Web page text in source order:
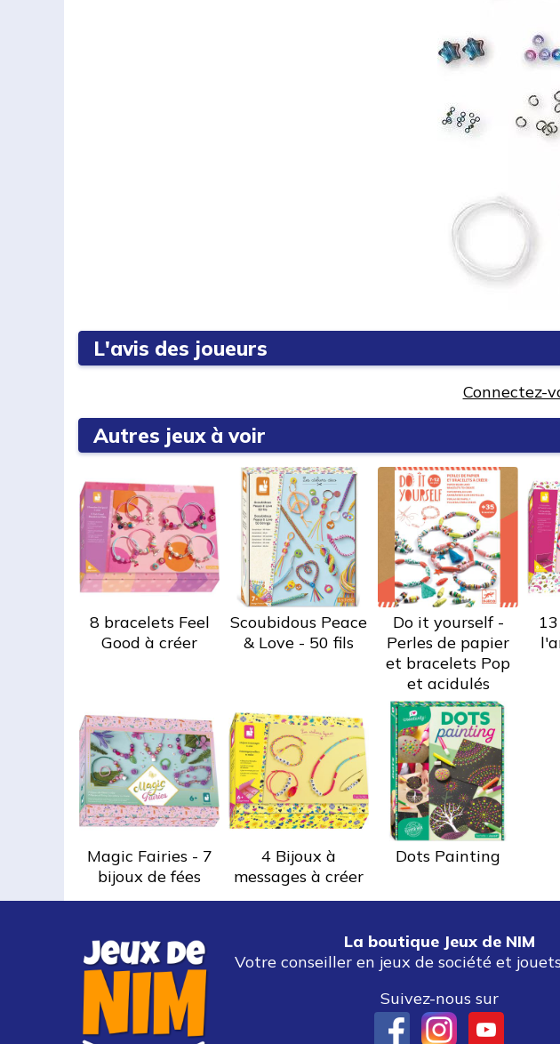
L'avis des joueurs
Connectez-
Autres jeux à voir
8 bracelets Feel
Good à créer
Scoubidous Peace
& Love - 50 fils
Do it yourself -
Perles de papier
et bracelets Pop
et acidulés
Magic Fairies - 7
bijoux de fées
4 Bijoux à
messages à créer
Dots Painting
La boutique Jeux de NIM
Votre conseiller en jeux de société et
Suivez-nous sur